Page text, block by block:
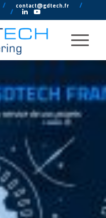
//--- contact@gdtech.fr //--
---// ---